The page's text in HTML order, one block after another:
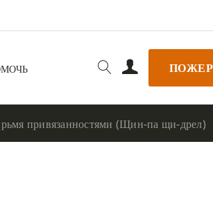
привязанностями (Щин-па щи-дрел)